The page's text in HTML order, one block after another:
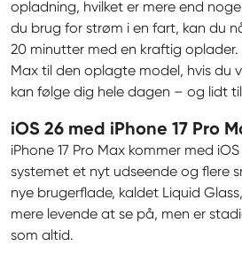
opladning, hvilket er mere end
du brug for strøm i en fart, kan du
20 minutter med en kraftig oplader.
Max til den oplagte model, hvis du
kan følge dig hele dagen – og lidt
iOS 26 med iPhone 17 Pro
iPhone 17 Pro Max kommer med
systemet et nyt udseende og flere
nye brugerflade, kaldet Liquid
mere levende at se på, men er
som altid.